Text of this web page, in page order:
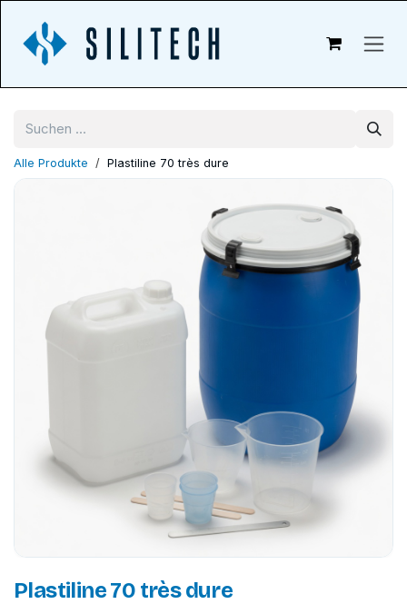
Alle Produkte Plastiline 70 très dure
Plastiline 70 très dure